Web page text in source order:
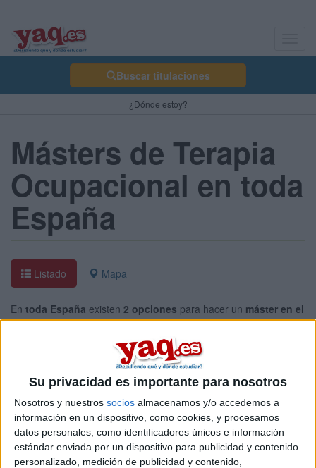
Su privacidad es importante para nosotros
Nosotros y nuestros socios almacenamos y/o accedemos a
información en un dispositivo, como cookies, y procesamos
datos personales, como identificadores únicos e información
estándar enviada por un dispositivo para publicidad y contenido
personalizado, medición de publicidad y contenido,
Buscar titulaciones
¿Dónde estoy?
Másters de Terapia
Ocupacional en toda
España
Listado Mapa
En toda España existen 2 opciones para hacer un máster en el
area de terapia ocupacional.
Estos estudios están asociados a la rama de Ciencias de la salud.
Semipresencial |
Máster Universitario en
Terapia Ocupacional Basada en la Evidencia.
Funcionalidad del miembro superior
LA SALLE CENTRO UNIVERSITARIO
(Centro Adscrito Privado)
Tipo: Máster